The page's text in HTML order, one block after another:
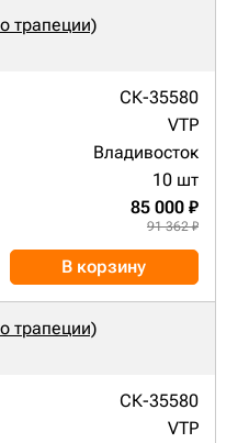
трапеции)
СК-35580
VTP
Владивосток
10 шт
85 000 ₽
91 362 ₽
В корзину
трапеции)
СК-35580
VTP